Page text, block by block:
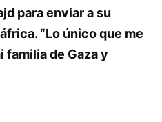
para enviar a su
“Lo único que me
familia de Gaza y